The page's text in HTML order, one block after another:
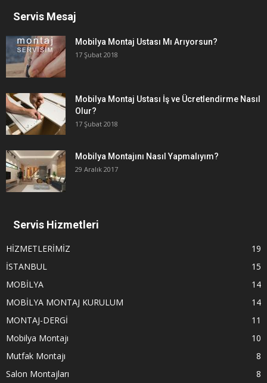
Servis Mesaj
Mobilya Montaj Ustası Mı Arıyorsun?
17 Şubat 2018
Mobilya Montaj Ustası İş ve Ücretlendirme Nasıl
Olur?
17 Şubat 2018
Mobilya Montajını Nasıl Yapmalıyım?
29 Aralık 2017
Servis Hizmetleri
HİZMETLERİMİZ
19
İSTANBUL
15
MOBİLYA
14
MOBİLYA MONTAJ KURULUM
14
MONTAJ-DERGİ
11
Mobilya Montajı
10
Mutfak Montajı
8
Salon Montajları
8